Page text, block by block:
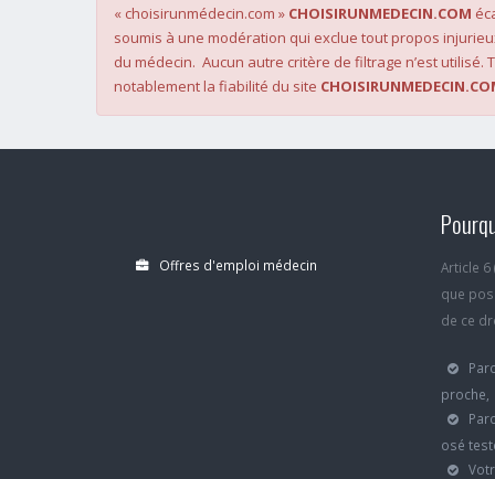
« choisirunmédecin.com » CHOISIRUNMEDECIN.COM
soumis à une modération qui exclue tout propos
du médecin. Aucun autre critère de filtrage n’est
notablement la fiabilité du site
Offres d'emploi médecin
Article
que
de ce
proche,
osé